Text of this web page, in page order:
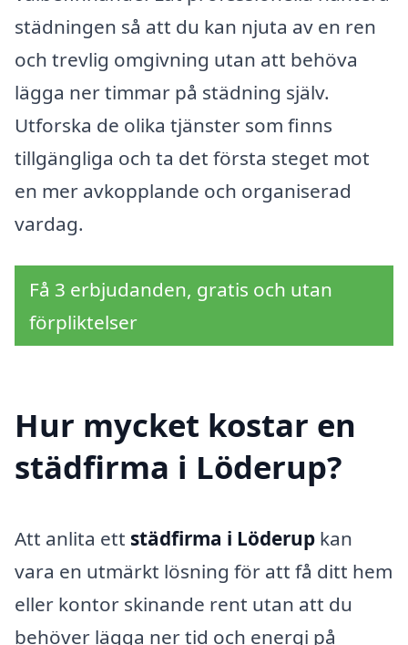
städningen så att du kan njuta av en ren
och trevlig omgivning utan att behöva
lägga ner timmar på städning själv.
Utforska de olika tjänster som finns
tillgängliga och ta det första steget mot
en mer avkopplande och organiserad
vardag.
Få 3 erbjudanden, gratis och utan
förpliktelser
Hur mycket kostar en
städfirma i Löderup?
Att anlita ett städfirma i Löderup kan
vara en utmärkt lösning för att få ditt hem
eller kontor skinande rent utan att du
behöver lägga ner tid och energi på